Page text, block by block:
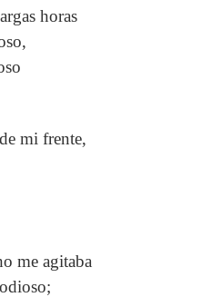
horas
mi frente,
me agitaba